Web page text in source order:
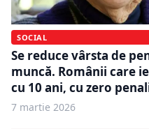
SOCIAL
Se reduce vârsta de
muncă. Românii care
cu 10 ani, cu zero
7 martie 2026